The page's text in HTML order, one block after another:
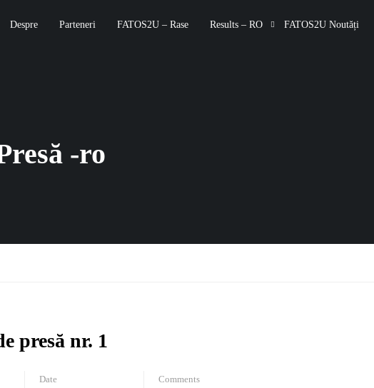
Despre Parteneri FATOS2U – Rase Results – RO FATOS2U Noutăți
-ro
presă nr. 1
Date Comments